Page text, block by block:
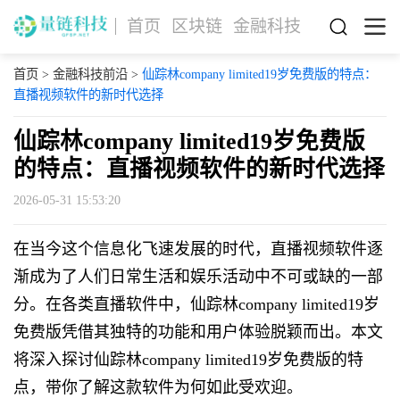
首页 区块链 金融科技
首页 > 金融科技前沿> 仙踪林company limited19岁免费版的特点：
直播视频软件的新时代选择
仙踪林company limited19岁免费版
的特点：直播视频软件的新时代选择
2026-05-31 15:53:20
在当今这个信息化飞速发展的时代，直播视频软件逐
渐成为了人们日常生活和娱乐活动中不可或缺的一部
分。在各类直播软件中，仙踪林company limited19岁
免费版凭借其独特的功能和用户体验脱颖而出。本文
将深入探讨仙踪林company limited19岁免费版的特
点，带你了解这款软件为何如此受欢迎。